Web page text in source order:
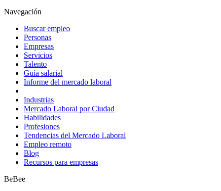
Navegación
Buscar empleo
Personas
Empresas
Servicios
Talento
Guía salarial
Informe del mercado laboral
Industrias
Mercado Laboral por Ciudad
Habilidades
Profesiones
Tendencias del Mercado Laboral
Empleo remoto
Blog
Recursos para empresas
BeBee